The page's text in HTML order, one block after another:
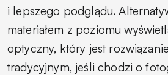
i lepszego podglądu.
materiałem z poziomu
optyczny, który jest
tradycyjnym, jeśli chodzi o